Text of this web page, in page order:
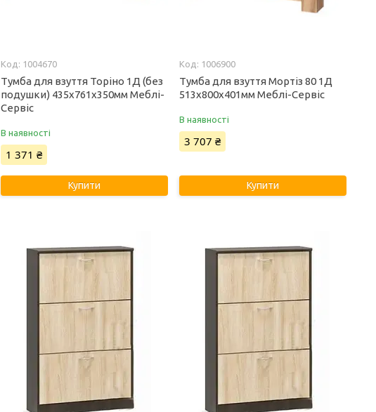
1004670
Тумба для взуття Торіно 1Д (без
подушки) 435х761х350мм Меблі-
Сервіс
В наявності
1 371 ₴
Купити
1006900
Тумба для взуття Мортіз 80 1Д
513х800х401мм Меблі-Сервіс
В наявності
3 707 ₴
Купити